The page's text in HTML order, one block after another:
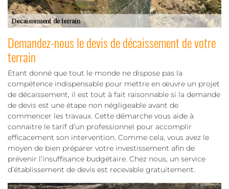
Demandez-nous le devis de décaissement de votre
terrain
Etant donné que tout le monde ne dispose pas la
compétence indispensable pour mettre en œuvre un projet
de décaissement, il est tout à fait raisonnable si la demande
de devis est une étape non négligeable avant de
commencer les travaux. Cette démarche vous aide à
connaitre le tarif d’un professionnel pour accomplir
efficacement son intervention. Comme cela, vous avez le
moyen de bien préparer votre investissement afin de
prévenir l’insuffisance budgétaire. Chez nous, un service
d’établissement de devis est recevable gratuitement.